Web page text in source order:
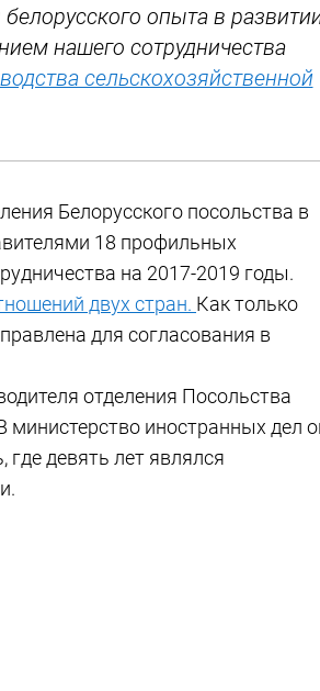
опыта в
нашего сотрудничества
сельскохозяйственной
Белорусского посольства в
18 профильных
на 2017-2019 годы.
двух стран. Как только
для согласования в
отделения Посольства
министерство иностранных дел
девять лет являлся